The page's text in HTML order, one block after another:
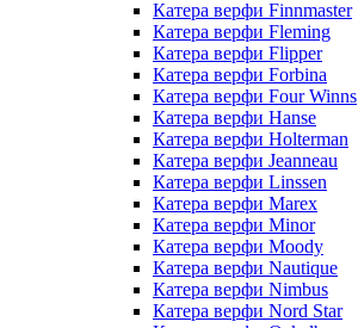
Катера верфи Finnmaster
Катера верфи Fleming
Катера верфи Flipper
Катера верфи Forbina
Катера верфи Four Winns
Катера верфи Hanse
Катера верфи Holterman
Катера верфи Jeanneau
Катера верфи Linssen
Катера верфи Marex
Катера верфи Minor
Катера верфи Moody
Катера верфи Nautique
Катера верфи Nimbus
Катера верфи Nord Star